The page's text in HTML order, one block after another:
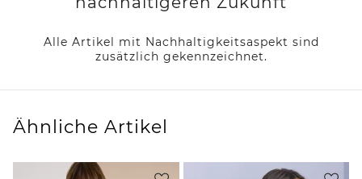
Alle Artikel mit Nachhaltigkeitsaspekt sind
zusätzlich gekennzeichnet.
Ähnliche Artikel